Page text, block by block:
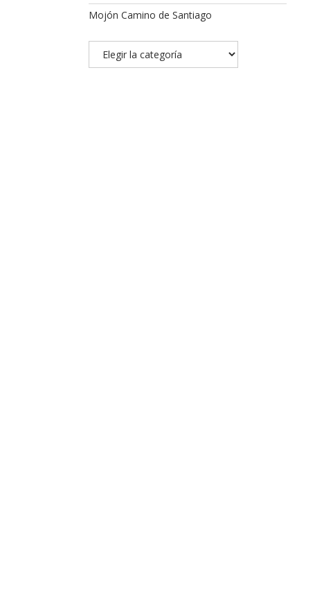
Mojón Camino de Santiago
Categorías